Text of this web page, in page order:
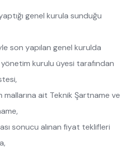
genel kurula sunduğu
son yapılan genel kurulda
yönetim kurulu üyesi tarafından
mallarına ait Teknik Şartname ve
sonucu alınan fiyat teklifleri